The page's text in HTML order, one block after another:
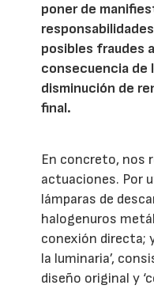
poner de
posibles fraudes
consecuencia de
disminución de
final.
En concreto, nos
actuaciones. Por
lámparas de
halogenuros
conexión directa;
la luminaria’,
diseño original y